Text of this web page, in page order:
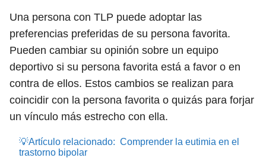
Una persona con TLP puede adoptar las
preferencias preferidas de su persona favorita.
Pueden cambiar su opinión sobre un equipo
deportivo si su persona favorita está a favor o en
contra de ellos. Estos cambios se realizan para
coincidir con la persona favorita o quizás para forjar
un vínculo más estrecho con ella.
💡Artículo relacionado: Comprender la eutimia en el
trastorno bipolar